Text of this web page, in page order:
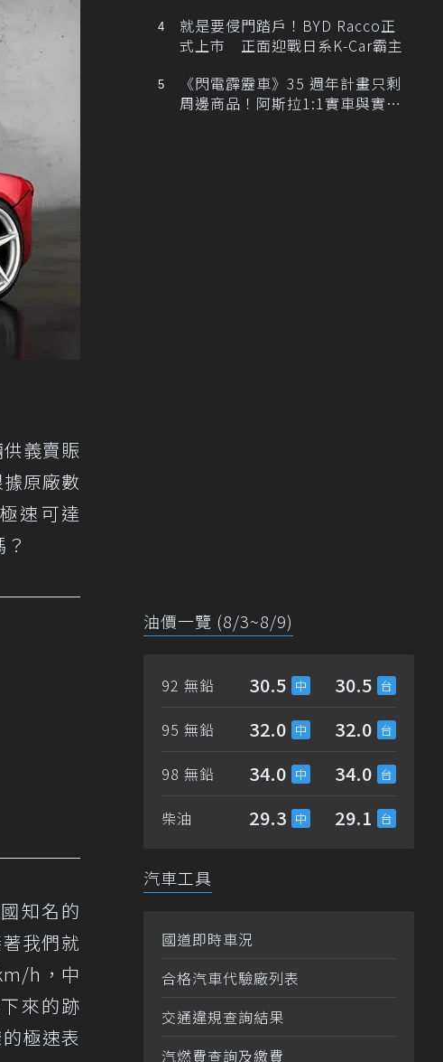
義賣賑
原廠數
速可達
知名的
我們就
h，中
來的跡
極速表
就是要侵門踏戶！BYD Racco正
式上市 正面迎戰日系K-Car霸主
《閃電霹靂車》35 週年計畫只剩
周邊商品！阿斯拉1:1實車與實體
油價一覽 (8/3~8/9)
92 無鉛 30.5 30.5
95 無鉛 32.0 32.0
98 無鉛 34.0 34.0
柴油 29.3 29.1
汽車工具
國道即時車況
合格汽車代驗廠列表
交通違規查詢結果
汽燃費查詢及繳費